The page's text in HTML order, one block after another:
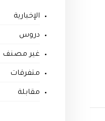
الإخبارية
دروس
غير مصنف
متفرقات
مقابلة